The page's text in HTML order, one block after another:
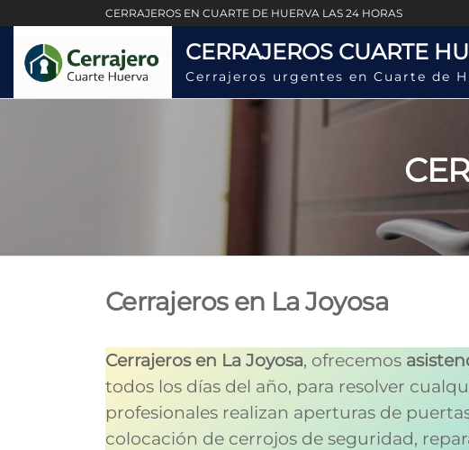
al
contenido
CERRAJEROS EN CUARTE DE HUERVA LAS 24 HORAS
CERRAJEROS CUARTE
Cerrajeros urgentes en Cuarte de
Cerrajeros en La Joyosa
Cerrajeros en La Joyosa, ofrecemos
todos los días del año, para resolver
profesionales realizan aperturas de
colocación de cerrojos de seguridad,